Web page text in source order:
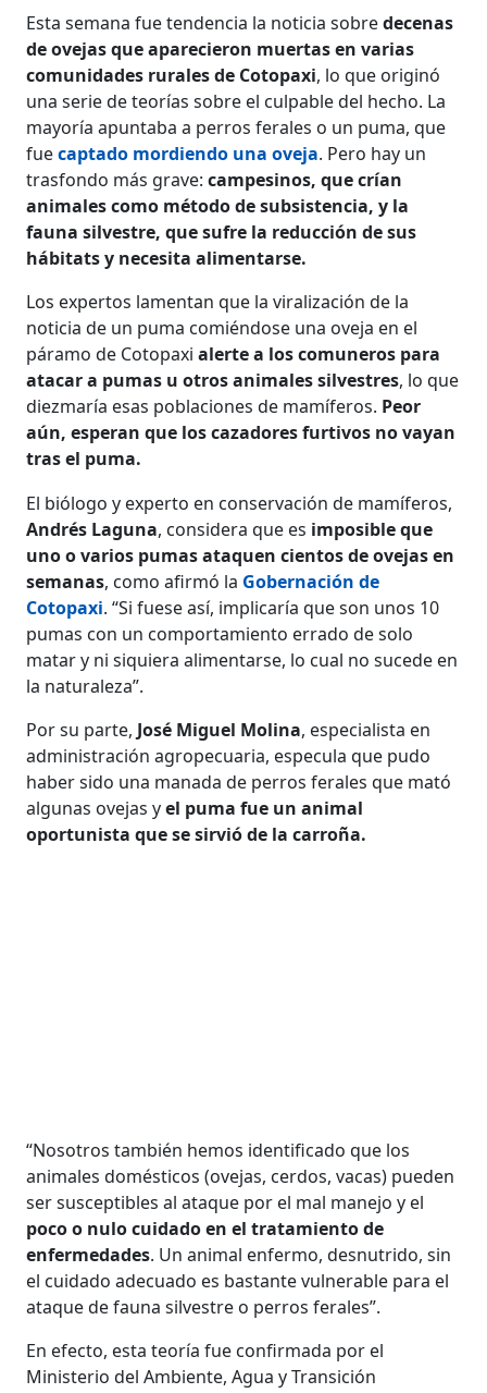
Esta semana fue tendencia la noticia sobredecenas
de ovejas que aparecieron muertas en varias
comunidades rurales de Cotopaxi, lo que originó
una serie de teorías sobre el culpable del hecho. La
mayoría apuntaba a perros ferales o un puma, que
fuecaptado mordiendo una oveja. Pero hay un
trasfondo más grave:campesinos, que crían
animales como método de subsistencia, y la
fauna silvestre, que sufre la reducción de sus
hábitats y necesita alimentarse.
Los expertos lamentan que la viralización de la
noticia de un puma comiéndose una oveja en el
páramo de Cotopaxialerte a los comuneros para
atacar a pumas u otros animales silvestres, lo que
diezmaría esas poblaciones de mamíferos. Peor
aún, esperan que los cazadores furtivos no vayan
tras el puma.
El biólogo y experto en conservación de mamíferos,
Andrés Laguna, considera que es imposible que
uno o varios pumas ataquen cientos de ovejas en
semanas, como afirmó la Gobernación de
Cotopaxi. “Si fuese así, implicaría que son unos 10
pumas con un comportamiento errado de solo
matar y ni siquiera alimentarse, lo cual no sucede en
la naturaleza”.
Por su parte, José Miguel Molina, especialista en
administración agropecuaria, especula que pudo
haber sido una manada de perros ferales que mató
algunas ovejas yel puma fue un animal
oportunista que se sirvió de la carroña.
“Nosotros también hemos identificado que los
animales domésticos (ovejas, cerdos, vacas) pueden
ser susceptibles al ataque por el mal manejo y el
poco o nulo cuidado en el tratamiento de
enfermedades. Un animal enfermo, desnutrido, sin
el cuidado adecuado es bastante vulnerable para el
ataque de fauna silvestre o perros ferales”.
En efecto, esta teoría fue confirmada por el
Ministerio del Ambiente, Agua y Transición